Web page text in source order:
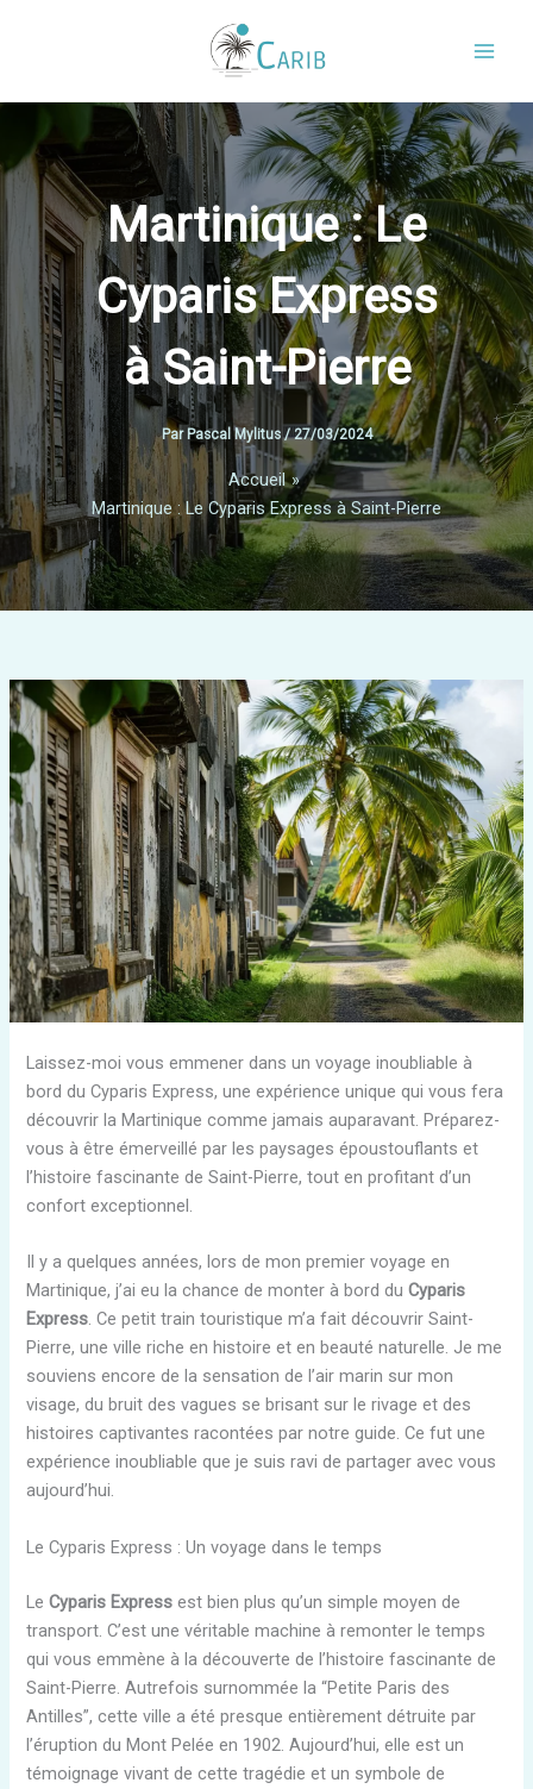
Martinique : Le
Cyparis Express
à Saint-Pierre
Par Pascal Mylitus/27/03/2024
Accueil
Martinique : Le Cyparis Express à Saint-Pierre
Laissez-moi vous emmener dans un voyage inoubliable à
bord du Cyparis Express, une expérience unique qui vous fera
découvrir la Martinique comme jamais auparavant. Préparez-
vous à être émerveillé par les paysages époustouflants et
l’histoire fascinante de Saint-Pierre, tout en profitant d’un
confort exceptionnel.
Il y a quelques années, lors de mon premier voyage en
Martinique, j’ai eu la chance de monter à bord duCyparis
Express. Ce petit train touristique m’a fait découvrir Saint-
Pierre, une ville riche en histoire et en beauté naturelle. Je me
souviens encore de la sensation de l’air marin sur mon
visage, du bruit des vagues se brisant sur le rivage et des
histoires captivantes racontées par notre guide. Ce fut une
expérience inoubliable que je suis ravi de partager avec vous
aujourd’hui.
Le Cyparis Express : Un voyage dans le temps
LeCyparis Express est bien plus qu’un simple moyen de
transport. C’est une véritable machine à remonter le temps
qui vous emmène à la découverte de l’histoire fascinante de
Saint-Pierre. Autrefois surnommée la “Petite Paris des
Antilles”, cette ville a été presque entièrement détruite par
l’éruption du Mont Pelée en 1902. Aujourd’hui, elle est un
témoignage vivant de cette tragédie et un symbole de